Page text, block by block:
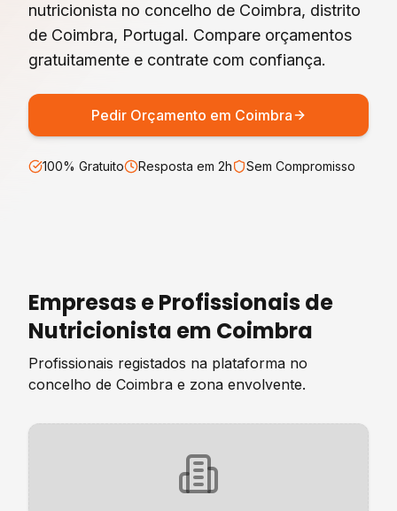
nutricionista no concelho de Coimbra, distrito
de Coimbra, Portugal. Compare orçamentos
gratuitamente e contrate com confiança.
Pedir Orçamento em Coimbra
100% Gratuito Resposta em 2h Sem Compromisso
Empresas e Profissionais de
Nutricionista em Coimbra
Profissionais registados na plataforma no
concelho de Coimbra e zona envolvente.